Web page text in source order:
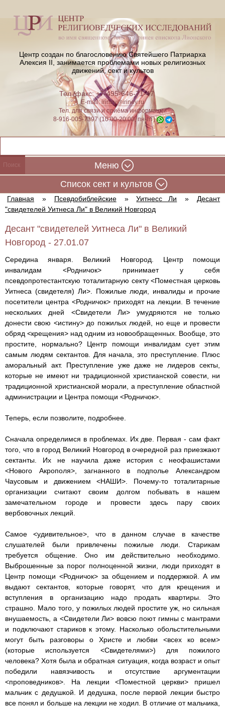
Центр создан по благословению Святейшего Патриарха
Алексия II, занимается проблемами новых религиозных
движений, сект и культов
Тел./факс: +7-495-646-71-47
E-mail:iriney@iriney.ru
Тел. для связи и приёма информации
8-916-005-7397 (10:00-20:00, пн-пт)
Меню
Cписок сект и культов
Главная » Псевдобиблейские » Уитнесс Ли »
Десант
"свидетелей Уитнеса Ли" в Великий Новгород
Десант "свидетелей Уитнеса Ли" в Великий
Новгород - 27.01.07
Середина января. Великий Новгород. Центр помощи
инвалидам <Родничок> принимает у себя
псевдопротестантскую тоталитарную секту <Поместная церковь
Уитнеса (свидетеля) Ли>. Пожилые люди, инвалиды и прочие
посетители центра <Родничок> приходят на лекции. В течение
нескольких дней <Свидетели Ли> умудряются не только
донести свою <истину> до пожилых людей, но еще и провести
обряд <крещения> над одним из новообращенных. Вообще, это
простите, нормально? Центр помощи инвалидам сует этим
самым людям сектантов. Для начала, это преступление. Плюс
аморальный акт. Преступление уже даже не лидеров секты,
которые не имеют ни традиционной христианской совести, ни
традиционной христианской морали, а преступление областной
администрации и Центра помощи <Родничок>.
Теперь, если позволите, подробнее.
Сначала определимся в проблемах. Их две. Первая - сам факт
того, что в город Великий Новгород в очередной раз приезжают
сектанты. Их не научила даже история с неофашистами
<Нового Акрополя>, загнанного в подполье Александром
Чаусовым и движением <НАШИ>. Почему-то тоталитарные
организации считают своим долгом побывать в нашем
замечательном городе и провести здесь пару своих
вербовочных лекций.
Самое <удивительное>, что в данном случае в качестве
слушателей были привлечены пожилые люди. Старикам
требуется общение. Оно им действительно необходимо.
Выброшенные за порог полноценной жизни, люди приходят в
Центр помощи <Родничок> за общением и поддержкой. А им
выдают сектантов, которые говорят, что для крещения и
вступления в организацию надо продать квартиры. Это
страшно. Мало того, у пожилых людей простите уж, но сильная
внушаемость, а <Свидетели Ли> вовсю поют гимны с мантрами
и подключают стариков к этому. Насколько обольстительными
могут быть разговоры о Христе и любви <всех ко всем>
(которые используется <Свидетелями>) для пожилого
человека? Хотя была и обратная ситуация, когда возраст и опыт
победили навязчивость и отсутствие аргументации
<проповедников>. На лекции <Поместной церкви> пришел
мальчик с дедушкой. И дедушка, после первой лекции быстро
все понял и больше на лекции не ходил. В отличие от мальчика,